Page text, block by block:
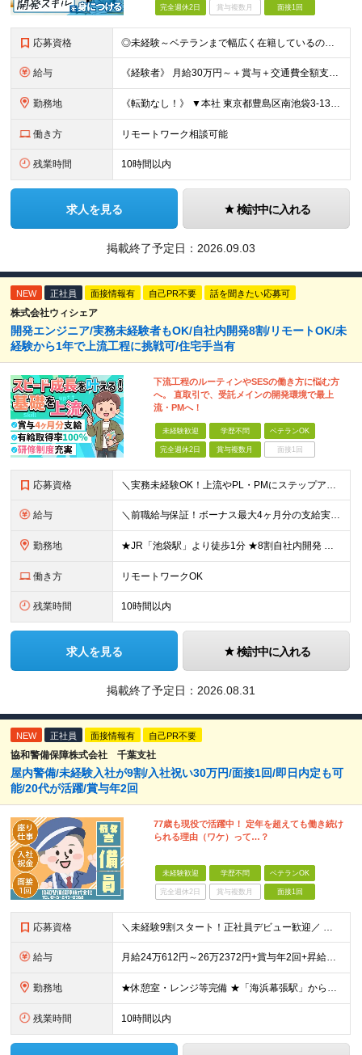
完全週休2日 賞与複数月 面接1回
応募資格 ◎未経験～ベテランまで幅広く在籍しているので大丈夫！◎ ＼こんなアナタにピッタリです♪／ ◆IT業界で手に職を付けて活躍したい方 ◆サポート体制が整っている会社で働きたい方 ◆フラットな社風の会社で
給与 《経験者》 月給30万円～＋賞与＋交通費全額支給 《未経験者》 月給23万円～＋賞与＋交通費全額支給 ※上記月給には固定残業代（20時間分／《経験者》40,600円～《未経験者》31,100円～）
勤務地 《転勤なし！》 ▼本社 東京都豊島区南池袋3-13-8 ホウエイビル9F ▼開発拠点 東京都豊島区南池袋3-13-5 KJ南池袋ビル4階 【東京本社or首都圏の各プロジェクト先】 ▼各プロジェクト
働き方 リモートワーク相談可能
残業時間 10時間以内
求人を見る 検討中に入れる
掲載終了予定日： 2026.09.03
NEW 正社員 面接情報有 自己PR不要 話を聞きたい応募可
株式会社ウィシェア
開発エンジニア/実務未経験者もOK/自社内開発8割/リモートOK/未
経験から1年で上流工程に挑戦可/住宅手当有
下流工程のルーティンやSESの働き方に悩む方
へ。 直取引で、受託メインの開発環境で最上
流・PMへ！
未経験歓迎 学歴不問 ベテランOK
完全週休2日 賞与複数月 面接1回
応募資格 ＼実務未経験OK！上流やPL・PMにステップアップ可／ ☆20～30代若手エンジニア活躍中！ ◆学歴不問 ◆第二新卒OK ◆実務未経験OK └独学やスクール経験のみの方も大歓迎！ ＜こんな方にピッ
給与 ＼前職給与保証！ボーナス最大4ヶ月分の支給実績あり！／ ★賞与年2回、報奨金年1回支給！ ◆開発経験をお持ちの方 月給30万円～＋賞与年2回＋報奨金年1回＋各種手当 ◆実務未経験の方 月給24万円
勤務地 ★JR「池袋駅」より徒歩1分 ★8割自社内開発 ★転勤なし 本社／東京都豊島区西池袋3-30-4 K＆Hビル7F ※本社での受託開発がメインですが、SESとしてプロジェクト先（関東）にて勤務する場
働き方 リモートワークOK
残業時間 10時間以内
求人を見る 検討中に入れる
掲載終了予定日： 2026.08.31
NEW 正社員 面接情報有 自己PR不要
協和警備保障株式会社 千葉支社
屋内警備/未経験入社が9割/入社祝い30万円/面接1回/即日内定も可
能/20代が活躍/賞与年2回
77歳も現役で活躍中！ 定年を超えても働き続け
られる理由（ワケ）って…？
未経験歓迎 学歴不問 ベテランOK
完全週休2日 賞与複数月 面接1回
応募資格 ＼未経験9割スタート！正社員デビュー歓迎／ ★年齢／経験／スキル一切不問 ★PC入力ができる方（タイピング程度でOK） ※学歴不問 【こんな方はぜひご応募ください！】 ★未経験から正社員デビューし
給与 月給24万612円～26万2372円+賞与年2回+昇給年1回 ※経験・スキル・年齢により優遇 ※試用期間3ヶ月（期間中の条件変更なし） ※夜勤手当、残業手当別途支給 ◎入社祝い金30万円支給！ 3ヶ
勤務地 ★休憩室・レンジ等完備 ★「海浜幕張駅」から徒歩圏内 千葉県千葉市美浜区若葉3-1-13 ※(変更の範囲)上記を除く当社関連勤務地
残業時間 10時間以内